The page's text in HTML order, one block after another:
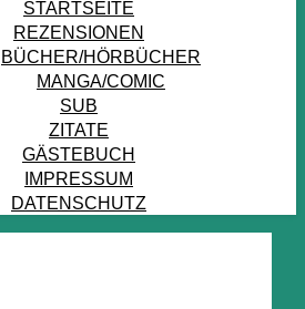
STARTSEITE
REZENSIONEN
BÜCHER/HÖRBÜCHER
MANGA/COMIC
SUB
ZITATE
GÄSTEBUCH
IMPRESSUM
DATENSCHUTZ